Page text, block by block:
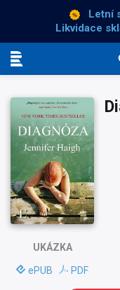
Letní
Likvidace
UKÁZKA
ePUB PDF